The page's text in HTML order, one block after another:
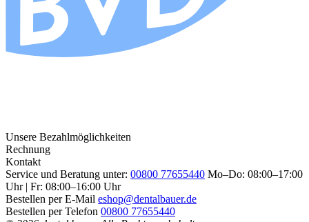
Unsere Bezahlmöglichkeiten
Rechnung
Kontakt
Service und Beratung unter: 00800 77655440 Mo–Do: 08:00–17:00
Uhr | Fr: 08:00–16:00 Uhr
Bestellen per E-Mail eshop@dentalbauer.de
Bestellen per Telefon 00800 77655440